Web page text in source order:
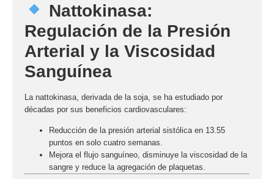
Nattokinasa:
Regulación de la Presión
Arterial y la Viscosidad
Sanguínea
La nattokinasa , derivada de la soja, se ha estudiado por
décadas por sus beneficios cardiovasculares:
Reducción de la presión arterial sistólica en 13.55
puntos en solo cuatro semanas.
Mejora el flujo sanguíneo, disminuye la viscosidad de la
sangre y reduce la agregación de plaquetas.